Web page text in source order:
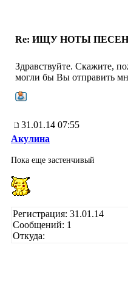
Re: ИЩУ НОТЫ ПЕСЕН
Здравствуйте. Скажите,
могли бы Вы отправить
31.01.14 07:55
Акулина
Пока еще застенчивый
Регистрация: 31.01.14
Сообщений: 1
Откуда: